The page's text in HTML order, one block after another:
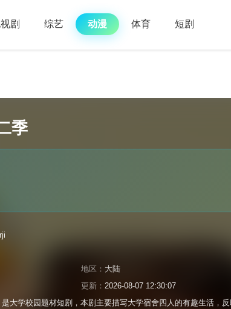
剧 综艺 动漫 体育 短剧
季
地区： 大陆
更新： 2026-08-07 12:30:07
是大学校园题材短剧，本剧主要描写大学宿舍四人的有趣生活，